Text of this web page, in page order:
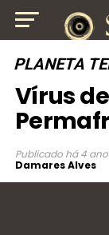
PLANETA
Vírus
Publicado há 4
Damares Alves